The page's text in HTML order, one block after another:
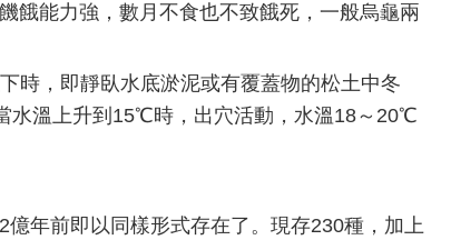
餓能力強，數月不食也不致餓死，一般烏龜兩
時，即靜臥水底淤泥或有覆蓋物的松土中冬
水溫上升到15℃時，出穴活動，水溫18～20℃
年前即以同樣形式存在了。現存230種，加上